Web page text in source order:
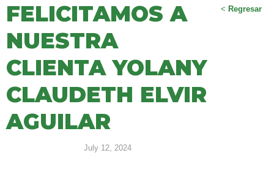
< Regresar
FELICITAMOS A
NUESTRA
CLIENTA YOLANY
CLAUDETH ELVIR
AGUILAR
July 12, 2024